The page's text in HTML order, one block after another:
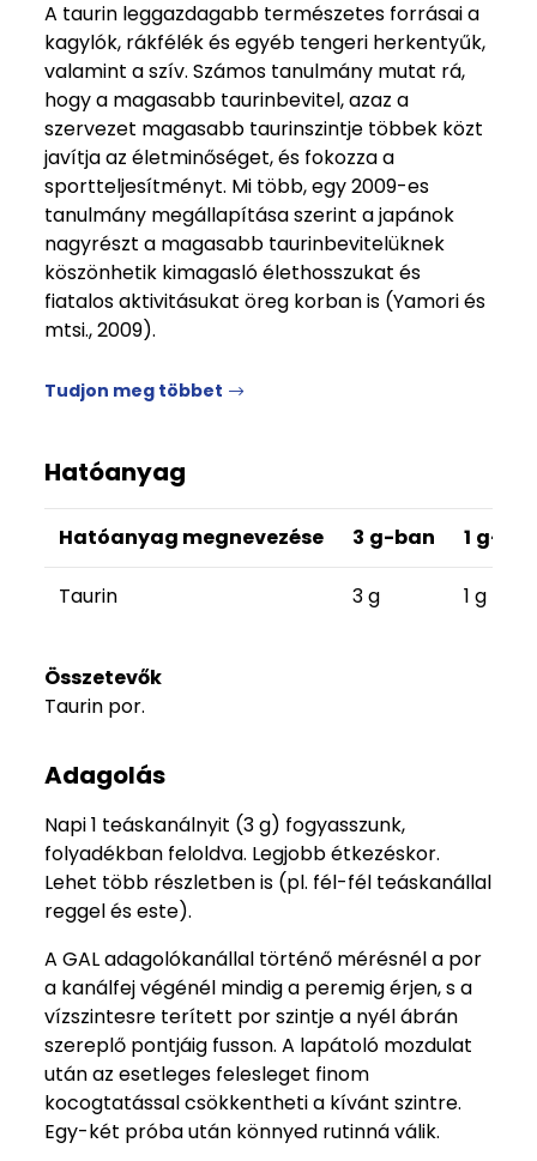
A taurin leggazdagabb természetes forrásai a
kagylók, rákfélék és egyéb tengeri herkentyűk,
valamint a szív. Számos tanulmány mutat rá,
hogy a magasabb taurinbevitel, azaz a
szervezet magasabb taurinszintje többek közt
javítja az életminőséget, és fokozza a
sportteljesítményt. Mi több, egy 2009-es
tanulmány megállapítása szerint a japánok
nagyrészt a magasabb taurinbevitelüknek
köszönhetik kimagasló élethosszukat és
fiatalos aktivitásukat öreg korban is (Yamori és
mtsi., 2009).
Tudjon meg többet
Hatóanyag
Hatóanyag megnevezése 3 g-ban 1 g-
Taurin 3 g 1 g
Összetevők
Taurin por.
Adagolás
Napi 1 teáskanálnyit (3 g) fogyasszunk,
folyadékban feloldva. Legjobb étkezéskor.
Lehet több részletben is (pl. fél-fél teáskanállal
reggel és este).
A GAL adagolókanállal történő mérésnél a por
a kanálfej végénél mindig a peremig érjen, s a
vízszintesre terített por szintje a nyél ábrán
szereplő pontjáig fusson. A lapátoló mozdulat
után az esetleges felesleget finom
kocogtatással csökkentheti a kívánt szintre.
Egy-két próba után könnyed rutinná válik.